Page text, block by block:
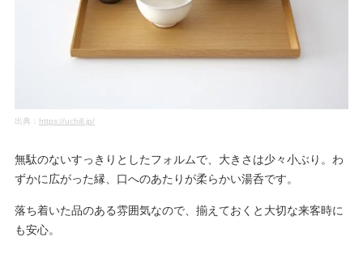
出典： https://uchill.jp/
無駄のないすっきりとしたフォルムで、大きさは少々小ぶり。わ
ずかに広がった縁、口へのあたりが柔らかい湯呑です。
落ち着いた品のある雰囲気なので、揃えておくと大切な来客時に
も安心。